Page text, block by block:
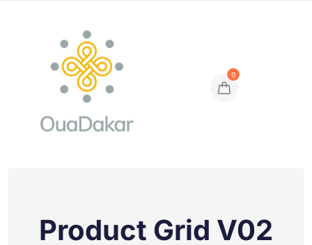
0
Product Grid V02